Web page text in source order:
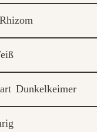
Rhizom
Dunkelkeimer